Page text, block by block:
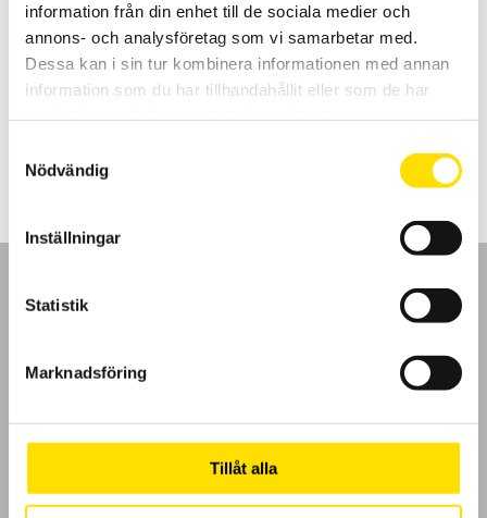
information från din enhet till de sociala medier och
annons- och analysföretag som vi samarbetar med.
Dessa kan i sin tur kombinera informationen med annan
information som du har tillhandahållit eller som de har
Nödvändig
Inställningar
Statistik
Marknadsföring
Tillåt alla
Shinko BCx2 & 3-serien temperaturregulatorer
Temperaturregulator med multi-ingångar för TC, PT100, mA och V i
storlekarna 48 x 48, 96 x 48 samt 96 x 96mm. Med kraftfulla
prestanda samt enkel konfigurering, både med och utan pc.
Köpvillkor
Cookies